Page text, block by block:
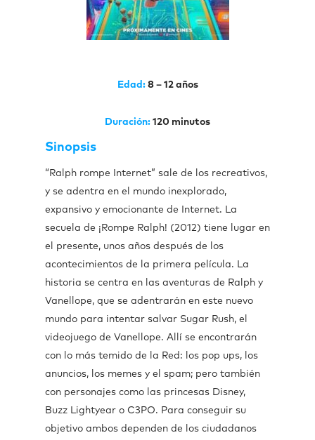
Edad:8 – 12 años
Duración: 120 minutos
Sinopsis
“Ralph rompe Internet” sale de los recreativos,
y se adentra en el mundo inexplorado,
expansivo y emocionante de Internet. La
secuela de ¡Rompe Ralph! (2012) tiene lugar en
el presente, unos años después de los
acontecimientos de la primera película. La
historia se centra en las aventuras de Ralph y
Vanellope, que se adentrarán en este nuevo
mundo para intentar salvar Sugar Rush, el
videojuego de Vanellope. Allí se encontrarán
con lo más temido de la Red: los pop ups, los
anuncios, los memes y el spam; pero también
con personajes como las princesas Disney,
Buzz Lightyear o C3PO. Para conseguir su
objetivo ambos dependen de los ciudadanos